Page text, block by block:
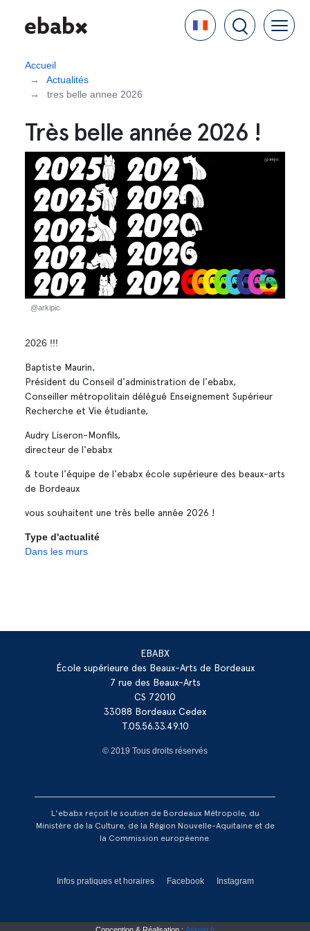
contenu
Language
Accueil
Actualités
tres belle annee 2026
Très belle année 2026 !
@arkipic
2026 !!!
Baptiste Maurin,
Président du Conseil d'administration de l'ebabx,
Conseiller métropolitain délégué Enseignement Supérieur
Recherche et Vie étudiante,
Audry Liseron-Monfils,
directeur de l'ebabx
& toute l'équipe de l'ebabx école supérieure des beaux-arts
de Bordeaux
vous souhaitent une très belle année 2026 !
Type d'actualité
Dans les murs
EBABX
École supérieure des Beaux-Arts de Bordeaux
7 rue des Beaux-Arts
CS 72010
33088 Bordeaux Cedex
T.05.56.33.49.10
© 2019 Tous droits réservés
L'ebabx reçoit le soutien de Bordeaux Métropole, du
Ministère de la Culture, de la Région Nouvelle-Aquitaine et de
la Commission européenne.
Réseaux footer
Infos pratiques et horaires Facebook Instagram